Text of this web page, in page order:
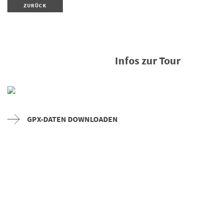
ZURÜCK
Infos zur Tour
GPX-DATEN DOWNLOADEN